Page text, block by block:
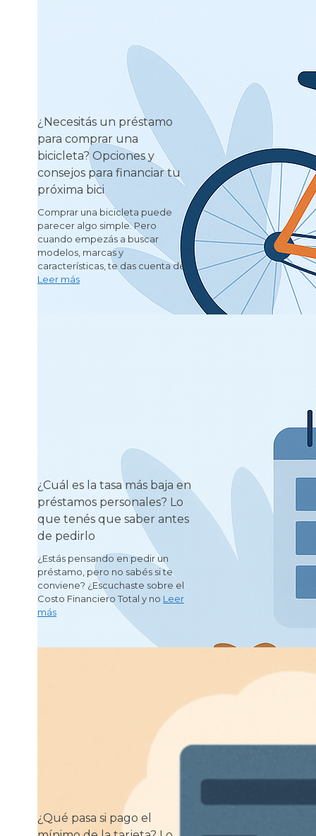
¿Necesitás un préstamo
para comprar una
bicicleta? Opciones y
consejos para financiar tu
próxima bici
Comprar una bicicleta puede
parecer algo simple. Pero
cuando empezás a buscar
modelos, marcas y
características, te das cuenta de
Leer más
¿Cuál es la tasa más baja en
préstamos personales? Lo
que tenés que saber antes
de pedirlo
¿Estás pensando en pedir un
préstamo, pero no sabés si te
conviene? ¿Escuchaste sobre el
Costo Financiero Total y no Leer
más
¿Qué pasa si pago el